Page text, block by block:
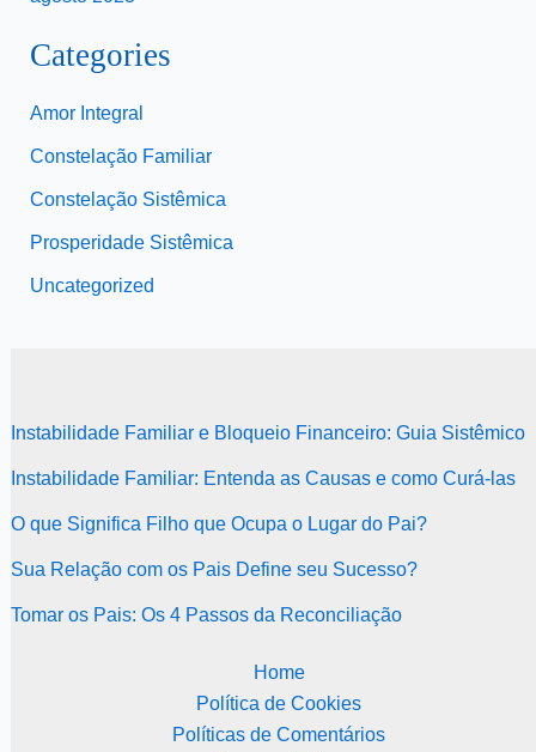
Categories
Amor Integral
Constelação Familiar
Constelação Sistêmica
Prosperidade Sistêmica
Uncategorized
Instabilidade Familiar e Bloqueio Financeiro: Guia Sistêmico
Instabilidade Familiar: Entenda as Causas e como Curá-las
O que Significa Filho que Ocupa o Lugar do Pai?
Sua Relação com os Pais Define seu Sucesso?
Tomar os Pais: Os 4 Passos da Reconciliação
Home
Política de Cookies
Políticas de Comentários